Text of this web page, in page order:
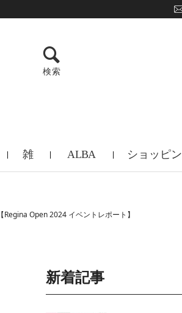
雑 ALBA ショッピン
検索
Open 2024 イベントレポート】
新着記事